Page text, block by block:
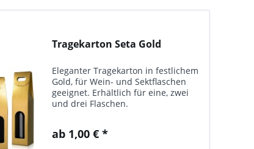
Tragekarton Seta Gold
Eleganter Tragekarton in fest­lichem
Gold, für Wein- und Sekt­flaschen
geeignet. E­rhält­lich für eine, zwei
und drei Flaschen.
ab 1,00 € *